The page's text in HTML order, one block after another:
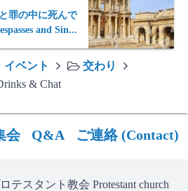
罪の中に死んで
and Sin...
イベント
交わり
& Chat
会 Q&A ご連絡 (Contact)
テスタント教会 Protestant church